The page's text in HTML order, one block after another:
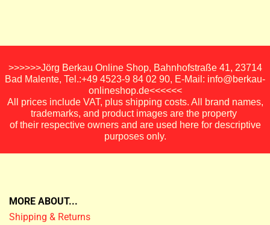
>>>>>>Jörg Berkau Online Shop, Bahnhofstraße 41, 23714
Bad Malente, Tel.:+49 4523-9 84 02 90, E-Mail: info@berkau-
onlineshop.de<<<<<<
All prices include VAT, plus shipping costs. All brand names,
trademarks, and product images are the property
of their respective owners and are used here for descriptive
purposes only.
MORE ABOUT...
Shipping & Returns